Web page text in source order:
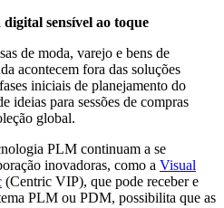
sensível ao toque
de moda, varejo e bens de
acontecem fora das soluções
iniciais de planejamento do
ideias para sessões de compras
global.
PLM continuam a se
inovadoras, como a Visual
(Centric VIP), que pode receber e
PLM ou PDM, possibilita que as